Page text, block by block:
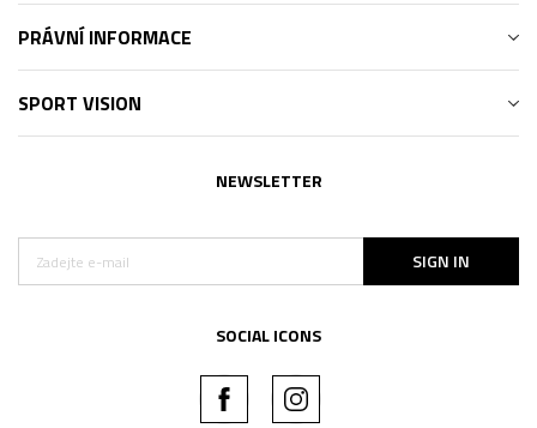
PRÁVNÍ INFORMACE
SPORT VISION
NEWSLETTER
SIGN IN
SOCIAL ICONS